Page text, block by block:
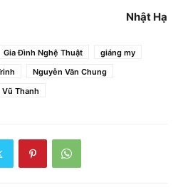
Nhật Hạ
Gia Đình Nghệ Thuật
giáng my
Nguyễn Văn Chung
Vũ Thanh